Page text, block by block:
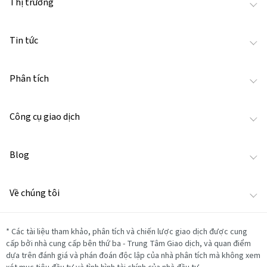
Tin tức
Phân tích
Công cụ giao dịch
Blog
Về chúng tôi
* Các tài liệu tham khảo, phân tích và chiến lược giao dịch được cung
cấp bởi nhà cung cấp bên thứ ba - Trung Tâm Giao dịch, và quan điểm
dựa trên đánh giá và phán đoán độc lập của nhà phân tích mà không xem